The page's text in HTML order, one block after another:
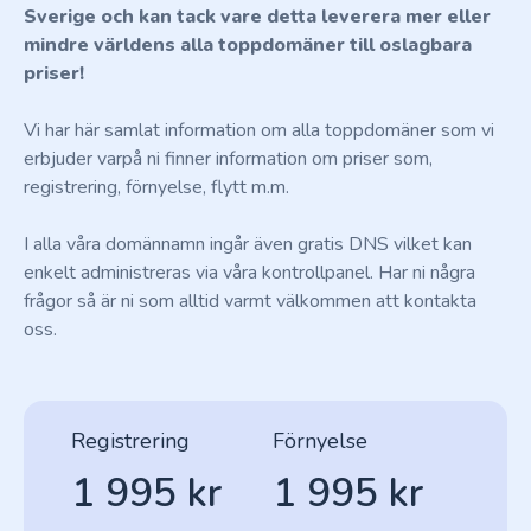
Sverige och kan tack vare detta leverera mer eller
mindre världens alla toppdomäner till oslagbara
priser!
Vi har här samlat information om alla toppdomäner som vi
erbjuder varpå ni finner information om priser som,
registrering, förnyelse, flytt m.m.
I alla våra domännamn ingår även gratis DNS vilket kan
enkelt administreras via våra kontrollpanel. Har ni några
frågor så är ni som alltid varmt välkommen att kontakta
oss.
Registrering
1 995 kr
Förnyelse
1 995 kr